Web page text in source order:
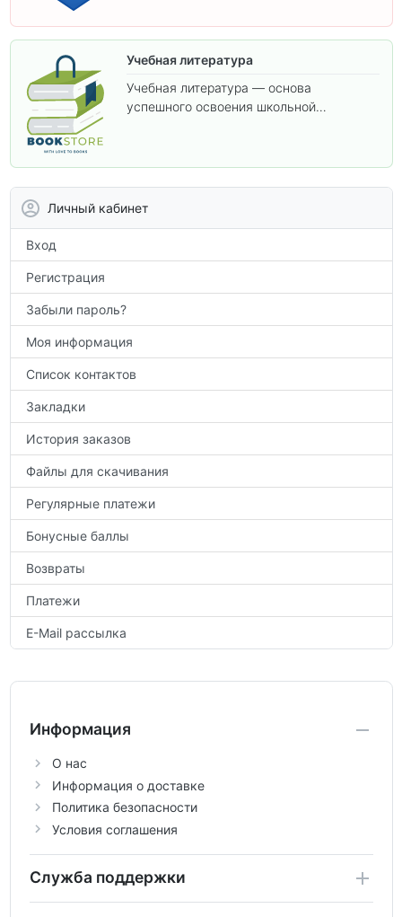
Учебная литература
Учебная литература — основа
успешного освоения школьной
Личный кабинет
Вход
Регистрация
Забыли пароль?
Моя информация
Список контактов
Закладки
История заказов
Файлы для скачивания
Регулярные платежи
Бонусные баллы
Возвраты
Платежи
E-Mail рассылка
Информация
О нас
Информация о доставке
Политика безопасности
Условия соглашения
Служба поддержки